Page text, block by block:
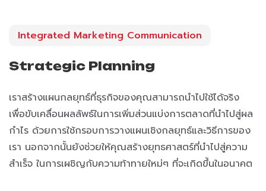
Integrated Marketing Communication
Strategic Planning
เราสร้างแผนกลยุทธ์ที่ธุรกิจของคุณสามารถนำไปใช้ได้จริง
เพื่อขับเคลื่อนผลลัพธ์ในการเพิ่มส่วนแบ่งการตลาดที่นำไปสู่ผล
กำไร ด้วยการใช้กรอบการวางแผนเชิงกลยุทธ์และวิธีการของ
เรา นอกจากนั้นยังช่วยให้คุณสร้างยุทธศาสตร์ที่นำไปสู่ความ
สำเร็จ ในการเผชิญกับความท้าทายใหม่ๆ ที่จะเกิดขึ้นในอนาคต